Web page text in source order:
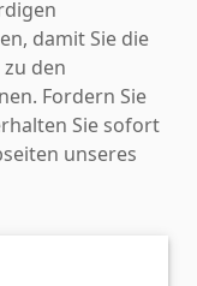
damit Sie die
den
Fordern Sie
Sie sofort
unseres